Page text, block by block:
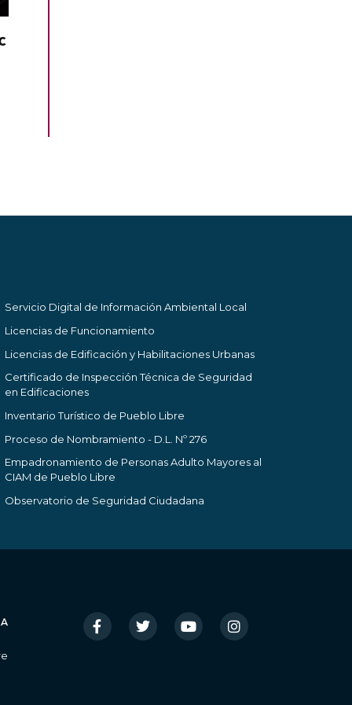
Servicio Digital de Información Ambiental Local
Licencias de Funcionamiento
Licencias de Edificación y Habilitaciones Urbanas
Certificado de Inspección Técnica de Seguridad
en Edificaciones
Inventario Turístico de Pueblo Libre
Proceso de Nombramiento - D.L. Nº 276
Empadronamiento de Personas Adulto Mayores al
CIAM de Pueblo Libre
Observatorio de Seguridad Ciudadana